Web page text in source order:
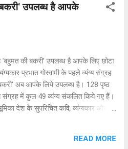
के अधिकारियों को निर्देश दिए कि
में वीडियो काॅन्फ्रेसिंग के माध्यम से
की कार्य प्रगति की समीक्षा कर रहे थे।
कि एचपीसीएल और राजस्थान सरकार के
की खास बात यह है कि यहां रिफायनरी
काॅम्पलेक्स दोनों एकीकृत रुप से बनाया
रिफायनरी में बीएस अप मानक के उत्पाद का
डाॅ. अग्रवाल ने एसपीसी...
उपलब्ध है आपके
'बहुमत की बकरी' उपलब्ध है आपके लिए छोटा
प्रभात गोस्वामी के पहले व्यंग्य संग्रह
अब आपके लिये उपलब्ध है। 128 पृष्ठ
संग्रह में कुल 49 व्यंग्य संकलित किये गए हैं।
देश के सुपरिचित कवि, व्यंग्यकार और
है। व्यंग्य जगत के लोगों का मानना है कि
READ MORE